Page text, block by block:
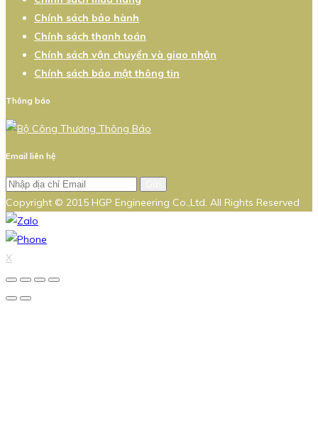
Chính sách bảo hành
Chính sách thanh toán
Chính sách vận chuyển và giao nhận
Chính sách bảo mật thông tin
Thông báo
Email liên hệ
Copyright © 2015 HGP Engineering Co.,Ltd. All Rights Reserved
X